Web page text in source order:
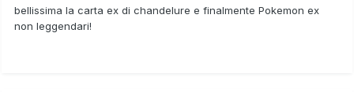
bellissima la carta ex di chandelure e finalmente Pokemon ex
non leggendari!